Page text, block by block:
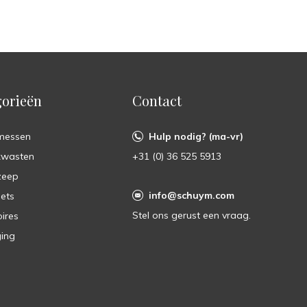
Contact
Hulp nodig? (ma-vr)
+31 (0) 36 525 5913
info@schuym.com
Stel ons gerust een vraag.